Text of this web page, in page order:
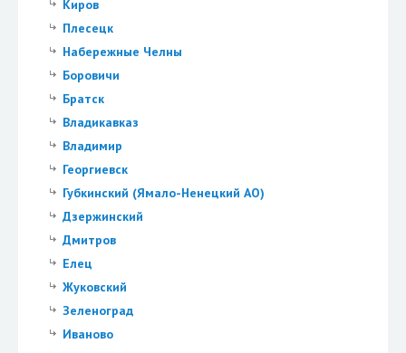
Киров
Плесецк
Набережные Челны
Боровичи
Братск
Владикавказ
Владимир
Георгиевск
Губкинский (Ямало-Ненецкий АО)
Дзержинский
Дмитров
Елец
Жуковский
Зеленоград
Иваново